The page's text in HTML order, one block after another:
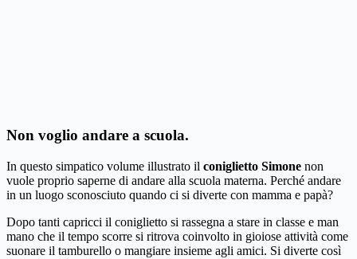
Non voglio andare a scuola.
In questo simpatico volume illustrato il coniglietto Simone non
vuole proprio saperne di andare alla scuola materna. Perché andare
in un luogo sconosciuto quando ci si diverte con mamma e papà?
Dopo tanti capricci il coniglietto si rassegna a stare in classe e man
mano che il tempo scorre si ritrova coinvolto in gioiose attività come
suonare il tamburello o mangiare insieme agli amici. Si diverte così